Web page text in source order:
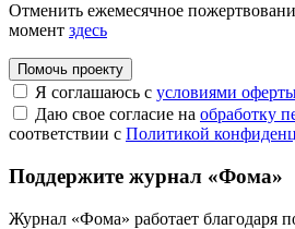
Отменить ежемесячное
момент здесь
Помочь проекту
Я соглашаюсь с условиями
Даю свое согласие на обработку
соответствии с Политикой
Поддержите журнал «Фома»
Журнал «Фома» работает благодаря